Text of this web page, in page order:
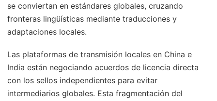
se conviertan en estándares globales, cruzando
fronteras lingüísticas mediante traducciones y
adaptaciones locales.
Las plataformas de transmisión locales en China e
India están negociando acuerdos de licencia directa
con los sellos independientes para evitar
intermediarios globales. Esta fragmentación del